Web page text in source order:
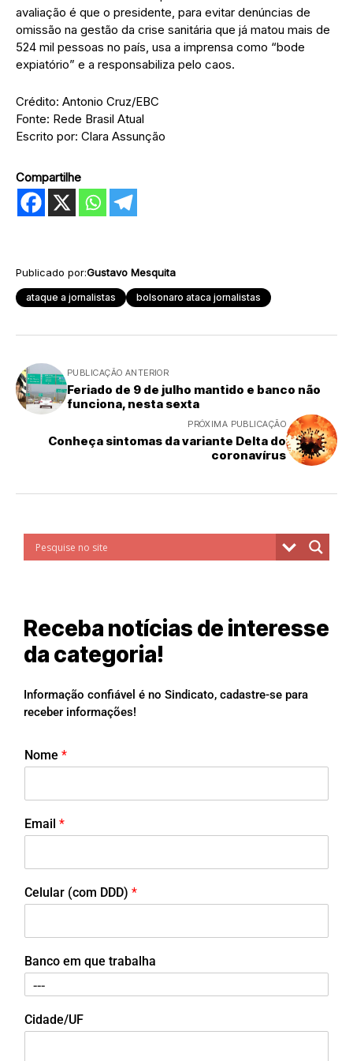
avaliação é que o presidente, para evitar denúncias de
omissão na gestão da crise sanitária que já matou mais de
524 mil pessoas no país, usa a imprensa como “bode
expiatório” e a responsabiliza pelo caos.
Crédito: Antonio Cruz/EBC
Fonte: Rede Brasil Atual
Escrito por: Clara Assunção
Compartilhe
Publicado por:Gustavo Mesquita
ataque a jornalistas bolsonaro ataca jornalistas
PUBLICAÇÃO ANTERIOR
Feriado de 9 de julho mantido e banco não
funciona, nesta sexta
PRÓXIMA PUBLICAÇÃO
Conheça sintomas da variante Delta do
coronavírus
Receba notícias de interesse
da categoria!
Informação confiável é no Sindicato, cadastre-se para
receber informações!
Nome *
Email *
Celular (com DDD) *
Banco em que trabalha
Cidade/UF